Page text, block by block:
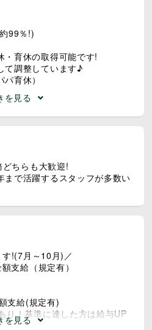
を見る
99％!)
・育休の取得可能です!
て調整しています♪
育休）
ちらも大歓迎!
で活躍するスタッフが多数い
を見る
!(7月～10月)／
支給（規定有）
支給(規定有)
り！基準に達した方は給与UP